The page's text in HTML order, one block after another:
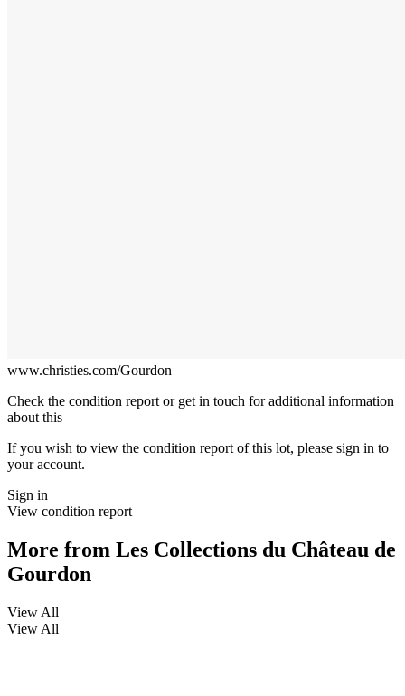
www.christies.com/Gourdon
Check the condition report or get in touch for additional information
about this
If you wish to view the condition report of this lot, please sign in to
your account.
Sign in
View condition report
More from Les Collections du Château de
Gourdon
View All
View All